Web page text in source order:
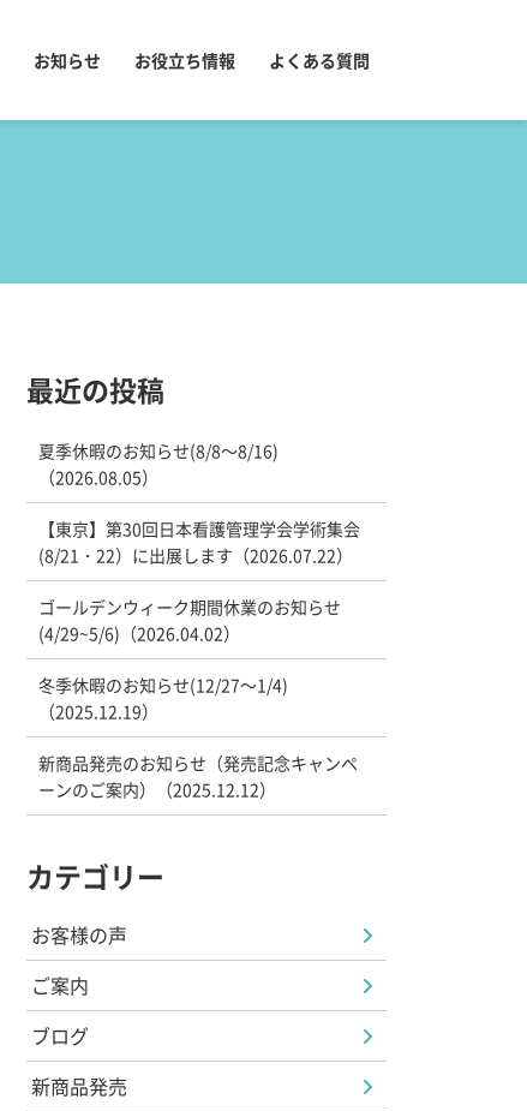
お知らせ お役立ち情報 よくある質問
最近の投稿
夏季休暇のお知らせ(8/8～8/16)
（2026.08.05）
【東京】第30回日本看護管理学会学術集会
(8/21・22）に出展します（2026.07.22）
ゴールデンウィーク期間休業のお知らせ
(4/29~5/6)（2026.04.02）
冬季休暇のお知らせ(12/27～1/4)
（2025.12.19）
新商品発売のお知らせ（発売記念キャンペ
ーンのご案内）（2025.12.12）
カテゴリー
お客様の声
ご案内
ブログ
新商品発売